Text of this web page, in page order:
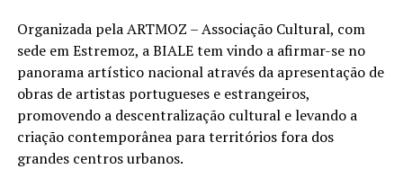
Organizada pela ARTMOZ – Associação Cultural, com
sede em Estremoz, a BIALE tem vindo a afirmar-se no
panorama artístico nacional através da apresentação de
obras de artistas portugueses e estrangeiros,
promovendo a descentralização cultural e levando a
criação contemporânea para territórios fora dos
grandes centros urbanos.